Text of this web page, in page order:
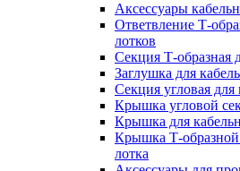
Аксессуары
Ответвление Т-
лотков
Секция Т-образная
Заглушка для
Секция угловая для
Крышка угловой
Крышка для
Крышка Т-образной
лотка